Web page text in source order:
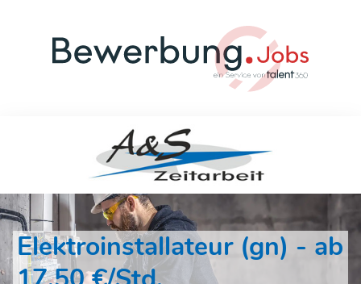
Elektroinstallateur (gn) - ab